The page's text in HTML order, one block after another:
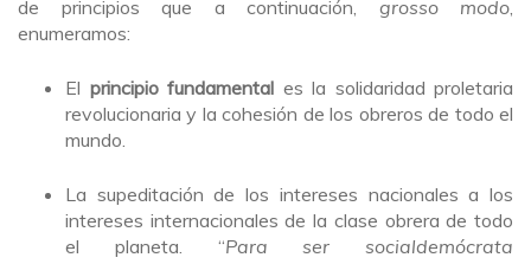
de principios que a continuación, grosso modo,
enumeramos:
El principio fundamental es la solidaridad proletaria
revolucionaria y la cohesión de los obreros de todo el
mundo.
La supeditación de los intereses nacionales a los
intereses internacionales de la clase obrera de todo
el planeta. “Para ser socialdemócrata